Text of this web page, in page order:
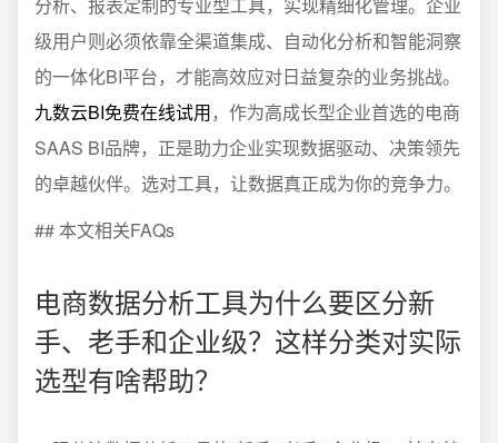
级用户则必须依靠全渠道集成、自动化分析和智能洞察
的一体化BI平台，才能高效应对日益复杂的业务挑战。
九数云BI免费在线试用，作为高成长型企业首选的电商
SAAS BI品牌，正是助力企业实现数据驱动、决策领先
的卓越伙伴。选对工具，让数据真正成为你的竞争力。
## 本文相关FAQs
电商数据分析工具为什么要区分新
手、老手和企业级？这样分类对实际
选型有啥帮助？